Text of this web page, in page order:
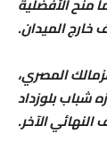
خارج الميدان.
المصري،
شباب بلوزداد
الآخر.